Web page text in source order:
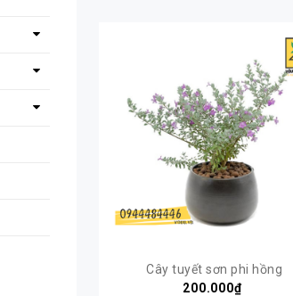
Cây tuyết sơn phi hồng
200.000₫